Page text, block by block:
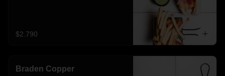
$2.790
Braden Copper